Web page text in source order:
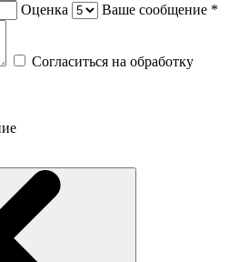
Оценка
Ваше сообщение *
Согласиться на обработку